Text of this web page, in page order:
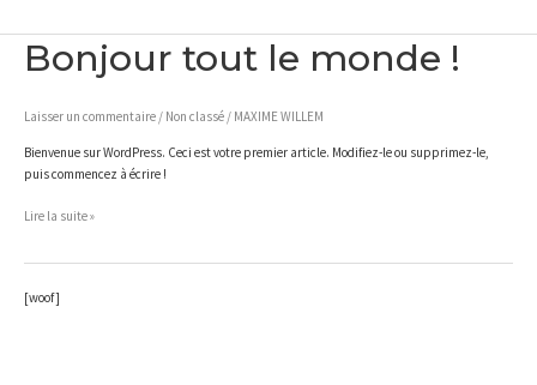
[woof]
Bonjour tout le monde !
Laisser un commentaire / Non classé / MAXIME WILLEM
Bienvenue sur WordPress. Ceci est votre premier article. Modifiez-le ou supprimez-le,
puis commencez à écrire !
Bonjour
Lire la suite »